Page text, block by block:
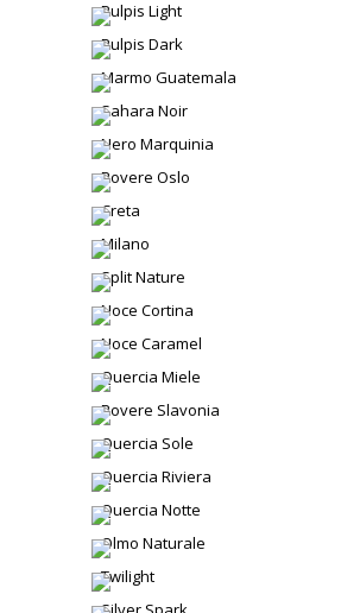
Pulpis Light
Pulpis Dark
Marmo Guatemala
Sahara Noir
Nero Marquinia
Rovere Oslo
Creta
Milano
Split Nature
Noce Cortina
Noce Caramel
Quercia Miele
Rovere Slavonia
Quercia Sole
Quercia Riviera
Quercia Notte
Olmo Naturale
Twilight